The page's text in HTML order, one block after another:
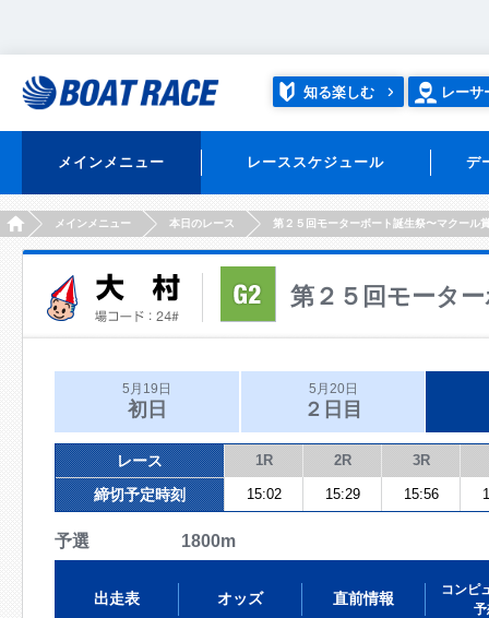
知る楽しむ レーサ
メインメニュー レーススケジュール デ
HOMEメインメニュー 本日のレース 第２５回モーターボート誕生祭〜マクール
第２５回モータ
5月19日
初日
5月20日
２日目
レース 1R 2R 3R
締切予定時刻 15:02 15:29 15:56
予選 1800m
出走表 オッズ 直前情報
コンピ
予